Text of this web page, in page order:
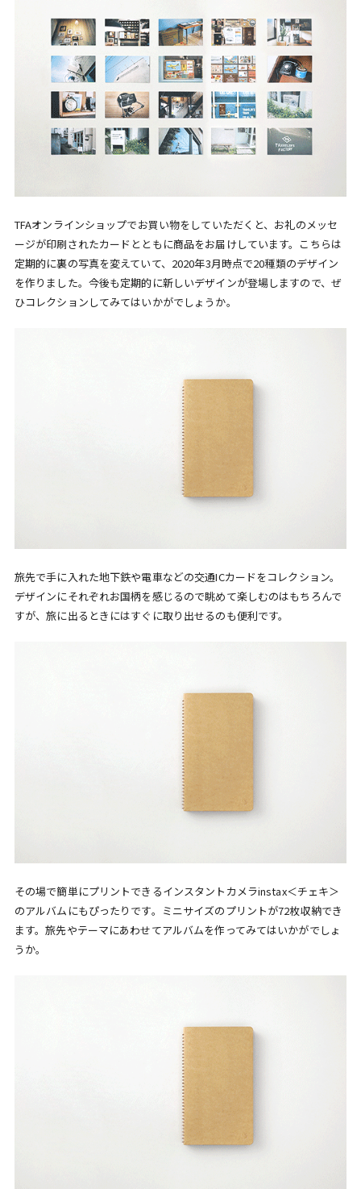
TFAオンラインショップでお買い物をしていただくと、お礼のメッセ
ージが印刷されたカードとともに商品をお届けしています。こちらは
定期的に裏の写真を変えていて、2020年3月時点で20種類のデザイン
を作りました。今後も定期的に新しいデザインが登場しますので、ぜ
ひコレクションしてみてはいかがでしょうか。
旅先で手に入れた地下鉄や電車などの交通ICカードをコレクション。
デザインにそれぞれお国柄を感じるので眺めて楽しむのはもちろんで
すが、旅に出るときにはすぐに取り出せるのも便利です。
その場で簡単にプリントできるインスタントカメラinstax＜チェキ＞
のアルバムにもぴったりです。ミニサイズのプリントが72枚収納でき
ます。旅先やテーマにあわせてアルバムを作ってみてはいかがでしょ
うか。